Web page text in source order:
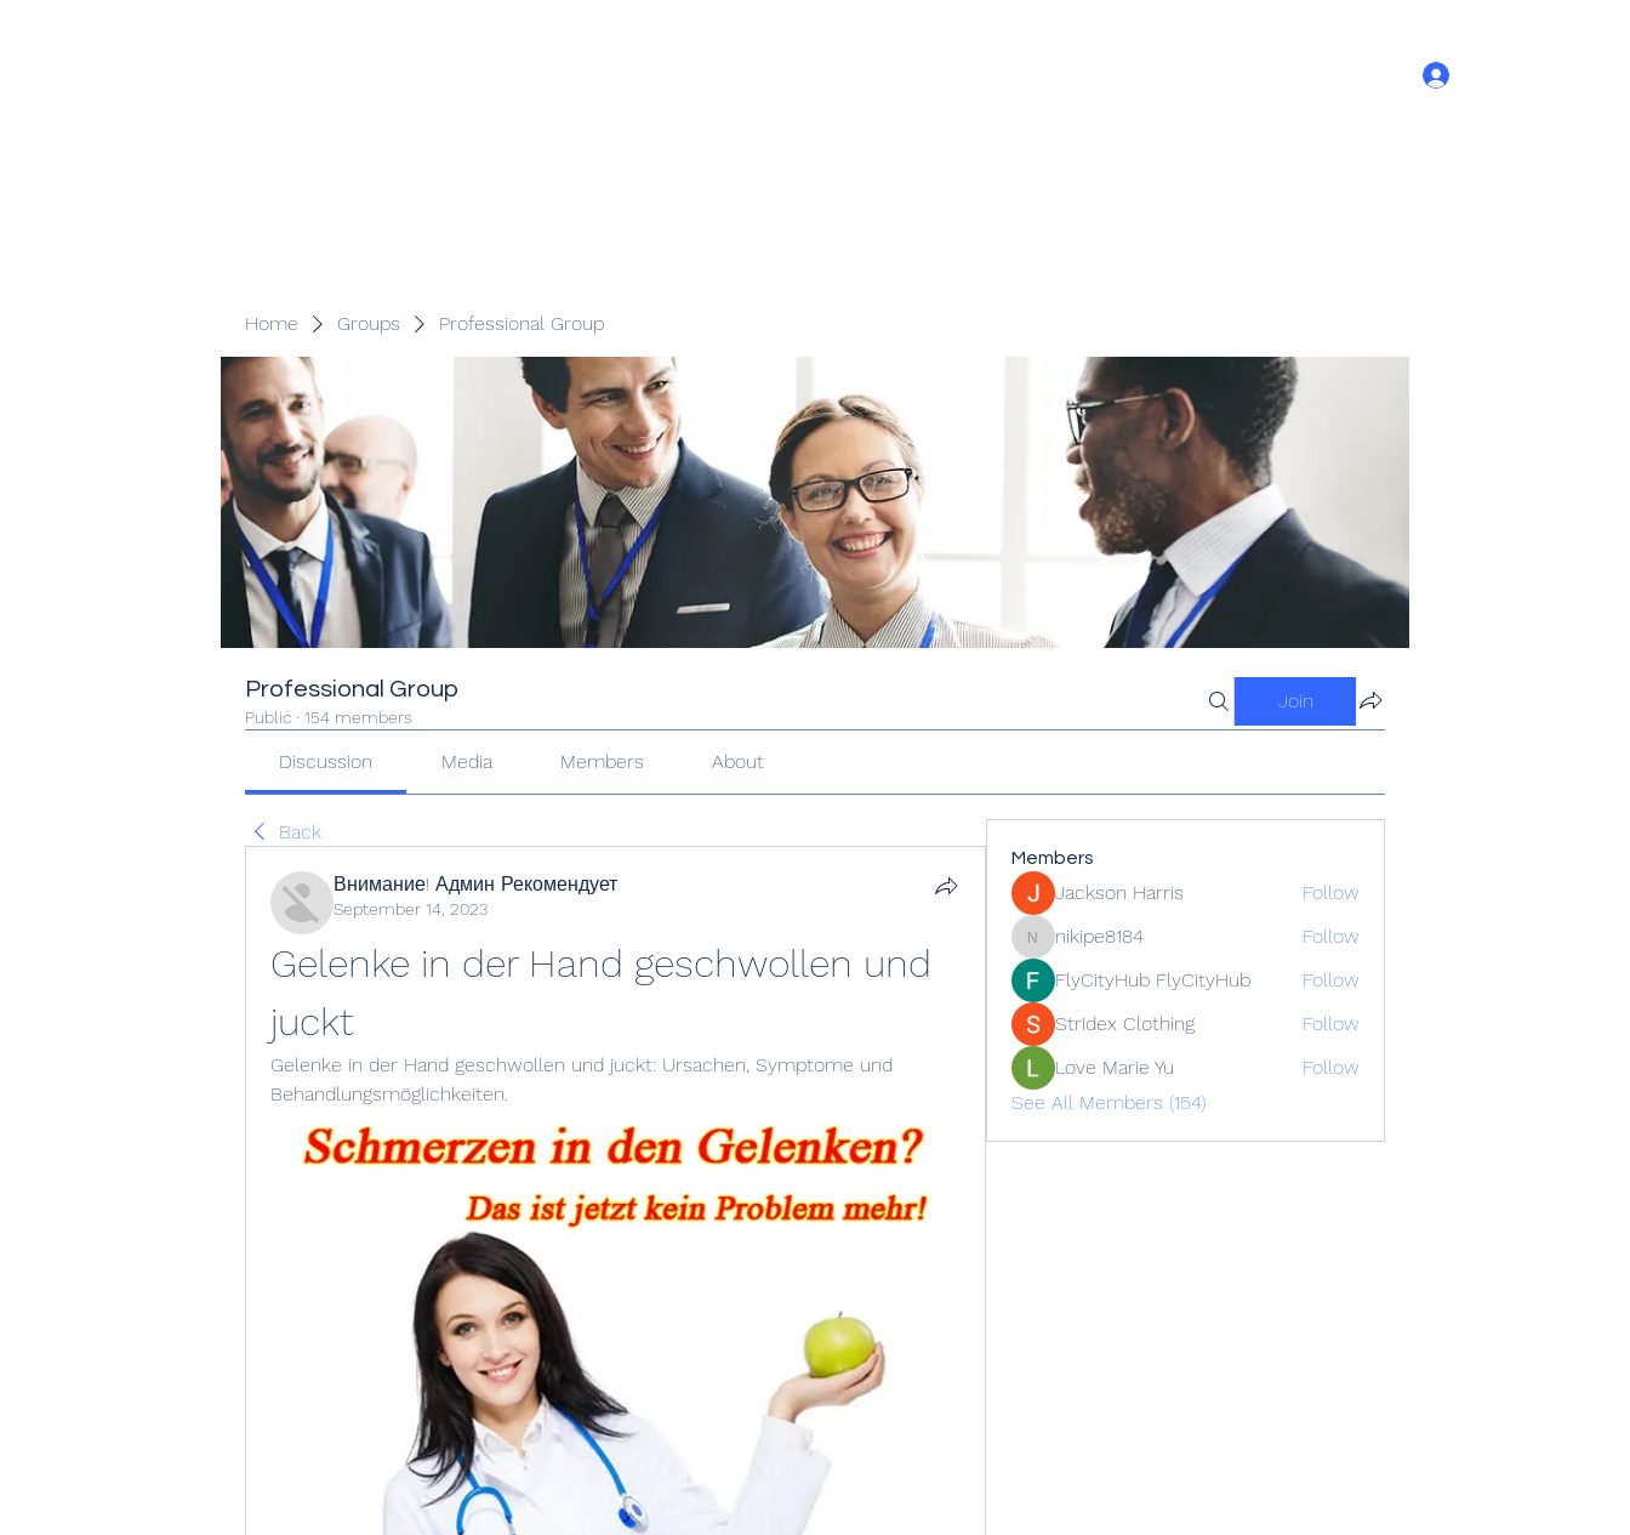
Home Groups Professional Group
Professional Group
Public · 154 members
Join
Discussion Media Members About
Back
Внимание! Админ Рекомендует
September 14, 2023
Gelenke in der Hand geschwollen und
juckt
Gelenke in der Hand geschwollen und juckt: Ursachen, Symptome und
Behandlungsmöglichkeiten.
Members
Jackson Harris Follow
nikipe8184
nikipe8184
Follow
FlyCityHub FlyCityHub
Follow
Stridex Clothing
Follow
Love Marie Yu
Follow
See All Members (154)